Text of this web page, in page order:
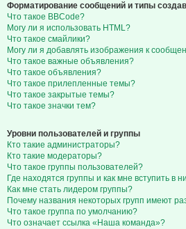
Форматирование сообщений и типы
Что такое BBCode?
Могу ли я использовать HTML?
Что такое смайлики?
Могу ли я добавлять изображения к
Что такое важные объявления?
Что такое объявления?
Что такое прилепленные темы?
Что такое закрытые темы?
Что такое значки тем?
Уровни пользователей и группы
Кто такие администраторы?
Кто такие модераторы?
Что такое группы пользователей?
Где находятся группы и как мне вступить в
Как мне стать лидером группы?
Почему названия некоторых групп имеют
Что такое группа по умолчанию?
Что означает ссылка «Наша команда»?